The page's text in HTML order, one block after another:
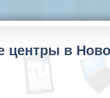
центры в